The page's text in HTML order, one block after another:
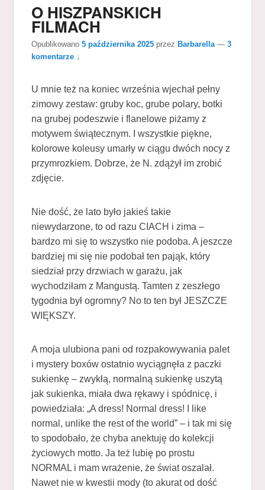
O HISZPANSKICH
FILMACH
Opublikowano5 października 2025 przez Barbarella —3
komentarze ↓
U mnie też na koniec września wjechał pełny
zimowy zestaw: gruby koc, grube polary, botki
na grubej podeszwie i flanelowe piżamy z
motywem świątecznym. I wszystkie piękne,
kolorowe koleusy umarły w ciągu dwóch nocy z
przymrozkiem. Dobrze, że N. zdążył im zrobić
zdjęcie.
Nie dość, że lato było jakieś takie
niewydarzone, to od razu CIACH i zima –
bardzo mi się to wszystko nie podoba. A jeszcze
bardziej mi się nie podobał ten pająk, który
siedział przy drzwiach w garażu, jak
wychodziłam z Mangustą. Tamten z zeszłego
tygodnia był ogromny? No to ten był JESZCZE
WIĘKSZY.
A moja ulubiona pani od rozpakowywania palet
i mystery boxów ostatnio wyciągnęła z paczki
sukienkę – zwykłą, normalną sukienkę uszytą
jak sukienka, miała dwa rękawy i spódnicę, i
powiedziała: „A dress! Normal dress! I like
normal, unlike the rest of the world” – i tak mi się
to spodobało, że chyba anektuję do kolekcji
życiowych motto. Ja też lubię po prostu
NORMAL i mam wrażenie, że świat oszalał.
Nawet nie w kwestii mody (to akurat od dość